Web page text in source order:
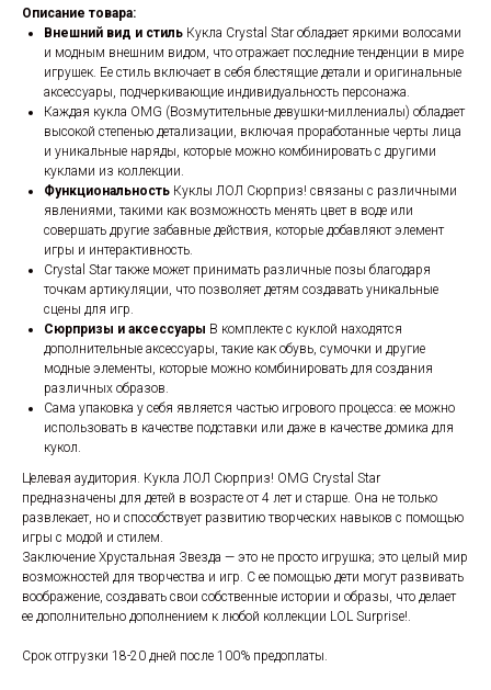
Описание товара:
Внешний вид и стиль Кукла Crystal Star обладает яркими волосами
и модным внешним видом, что отражает последние тенденции в мире
игрушек. Ее стиль включает в себя блестящие детали и оригинальные
аксессуары, подчеркивающие индивидуальность персонажа.
Каждая кукла OMG (Возмутительные девушки-миллениалы) обладает
высокой степенью детализации, включая проработанные черты лица
и уникальные наряды, которые можно комбинировать с другими
куклами из коллекции.
Функциональность Куклы ЛОЛ Сюрприз! связаны с различными
явлениями, такими как возможность менять цвет в воде или
совершать другие забавные действия, которые добавляют элемент
игры и интерактивность.
Crystal Star также может принимать различные позы благодаря
точкам артикуляции, что позволяет детям создавать уникальные
сцены для игр.
Сюрпризы и аксессуары В комплекте с куклой находятся
дополнительные аксессуары, такие как обувь, сумочки и другие
модные элементы, которые можно комбинировать для создания
различных образов.
Сама упаковка у себя является частью игрового процесса: ее можно
использовать в качестве подставки или даже в качестве домика для
кукол.
Целевая аудитория. Кукла ЛОЛ Сюрприз! OMG Crystal Star
предназначены для детей в возрасте от 4 лет и старше. Она не только
развлекает, но и способствует развитию творческих навыков с помощью
игры с модой и стилем.
Заключение Хрустальная Звезда — это не просто игрушка; это целый мир
возможностей для творчества и игр. С ее помощью дети могут развивать
воображение, создавать свои собственные истории и образы, что делает
ее дополнительно дополнением к любой коллекции LOL Surprise!.
Срок отгрузки 18-20 дней после 100% предоплаты.